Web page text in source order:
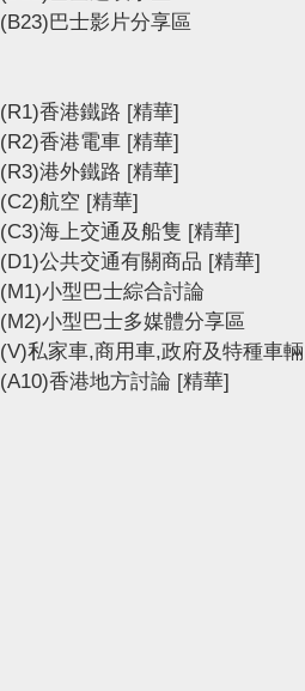
(B23)巴士影片分享區
(R1)香港鐵路 [精華]
(R2)香港電車 [精華]
(R3)港外鐵路 [精華]
(C2)航空 [精華]
(C3)海上交通及船隻 [精華]
(D1)公共交通有關商品 [精華]
(M1)小型巴士綜合討論
(M2)小型巴士多媒體分享區
(V)私家車,商用車,政府及特種車輛
(A10)香港地方討論 [精華]